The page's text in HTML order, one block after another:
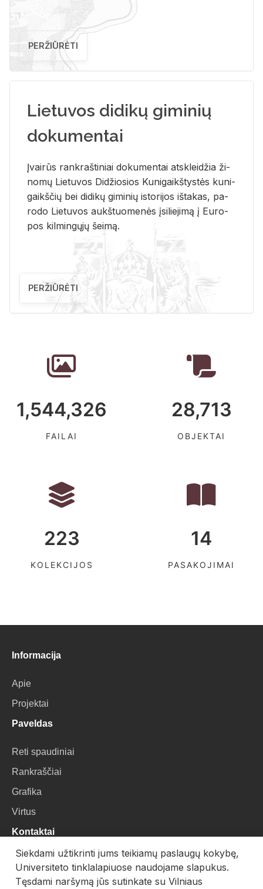
PERŽIŪRĖTI
Lietuvos didikų giminių
dokumentai
Įvai­rūs rank­raš­ti­niai do­ku­men­tai at­sklei­džia ži­
no­mų Lie­tu­vos Di­džio­sios Ku­ni­gaikš­tys­tės ku­ni­
gaikš­čių bei di­di­kų gi­mi­nių is­to­ri­jos iš­ta­kas, pa­
ro­do Lie­tu­vos aukš­tuo­me­nės įsi­lie­ji­mą į Eu­ro­
pos kil­min­gų­jų šei­mą.
PERŽIŪRĖTI
1,544,326
FAILAI
28,713
OBJEKTAI
223
KOLEKCIJOS
14
PASAKOJIMAI
Informacija
Apie
Projektai
Paveldas
Reti spaudiniai
Rankraščiai
Grafika
Virtus
Kontaktai
VU Biblioteka
Universiteto g. 3, LT-01122, Vilnius
Siekdami užtikrinti jums teikiamų paslaugų kokybę,
Universiteto tinklalapiuose naudojame slapukus.
Tęsdami naršymą jūs sutinkate su Vilniaus